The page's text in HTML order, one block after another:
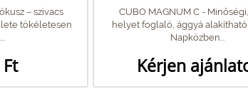
– szivacs
tökéletesen
CUBO MAGNUM C -
helyet foglaló, ággyá
Napközben...
Kérjen